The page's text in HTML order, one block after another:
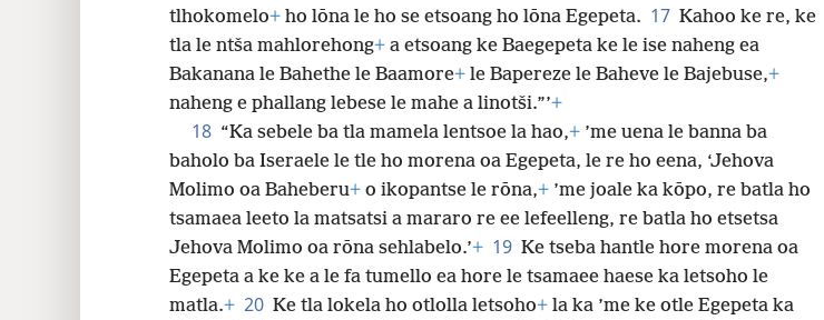
tlhokomelo+ ho lōna le ho se etsoang ho lōna Egepeta. 17 Kahoo ke re, ke
tla le ntša mahlorehong+ a etsoang ke Baegepeta ke le ise naheng ea
Bakanana le Bahethe le Baamore+ le Bapereze le Baheve le Bajebuse,+
naheng e phallang lebese le mahe a linotši.”’+
18 “Ka sebele ba tla mamela lentsoe la hao,+ ’me uena le banna ba
baholo ba Iseraele le tle ho morena oa Egepeta, le re ho eena, ‘Jehova
Molimo oa Baheberu+ o ikopantse le rōna,+ ’me joale ka kōpo, re batla ho
tsamaea leeto la matsatsi a mararo re ee lefeelleng, re batla ho etsetsa
Jehova Molimo oa rōna sehlabelo.’+ 19 Ke tseba hantle hore morena oa
Egepeta a ke ke a le fa tumello ea hore le tsamaee haese ka letsoho le
matla.+ 20 Ke tla lokela ho otlolla letsoho+ la ka ’me ke otle Egepeta ka